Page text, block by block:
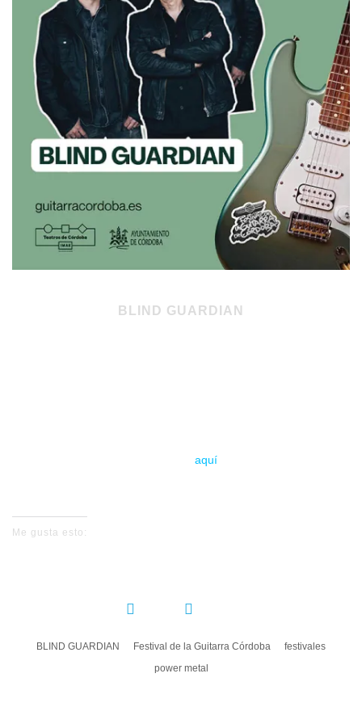
BLIND GUARDIAN
aquí
Me gusta esto:
BLIND GUARDIAN Festival de la Guitarra Córdoba
festivales
power metal